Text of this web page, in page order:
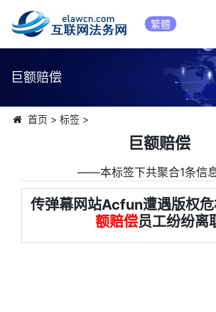
繁體
巨额赔偿
首页 > 标签>
巨额赔偿
――本标签下共聚合1条
传弹幕网站Acfun遭遇版权
额赔偿员工纷纷离